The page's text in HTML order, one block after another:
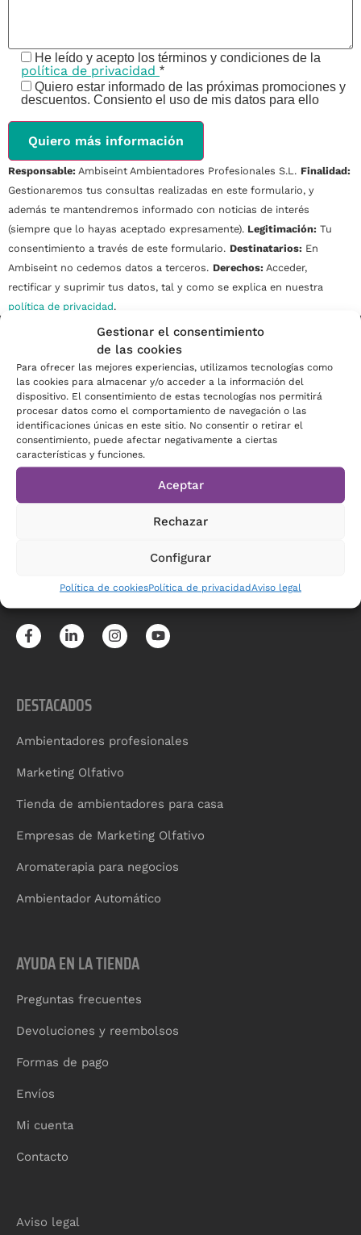
Gestionar el consentimiento
de las cookies
Para ofrecer las mejores experiencias, utilizamos tecnologías como
las cookies para almacenar y/o acceder a la información del
dispositivo. El consentimiento de estas tecnologías nos permitirá
procesar datos como el comportamiento de navegación o las
identificaciones únicas en este sitio. No consentir o retirar el
consentimiento, puede afectar negativamente a ciertas
características y funciones.
Aceptar
Rechazar
Configurar
Política de cookiesPolítica de privacidadAviso legal
He leído y acepto los términos y condiciones de la
política de privacidad *
Quiero estar informado de las próximas promociones y
descuentos. Consiento el uso de mis datos para ello
Responsable: Ambiseint Ambientadores Profesionales S.L. Finalidad:
Gestionaremos tus consultas realizadas en este formulario, y
además te mantendremos informado con noticias de interés
(siempre que lo hayas aceptado expresamente). Legitimación: Tu
consentimiento a través de este formulario. Destinatarios: En
Ambiseint no cedemos datos a terceros. Derechos: Acceder,
rectificar y suprimir tus datos, tal y como se explica en nuestra
política de privacidad.
Gastos de envío gratuitos por pedidos a partir de 50€ (IVA
incluido)
07800 Ibiza, Islas Baleares
DESTACADOS
Ambientadores profesionales
Marketing Olfativo
Tienda de ambientadores para casa
Empresas de Marketing Olfativo
Aromaterapia para negocios
Ambientador Automático
AYUDA EN LA TIENDA
Preguntas frecuentes
Devoluciones y reembolsos
Formas de pago
Envíos
Mi cuenta
Contacto
Aviso legal